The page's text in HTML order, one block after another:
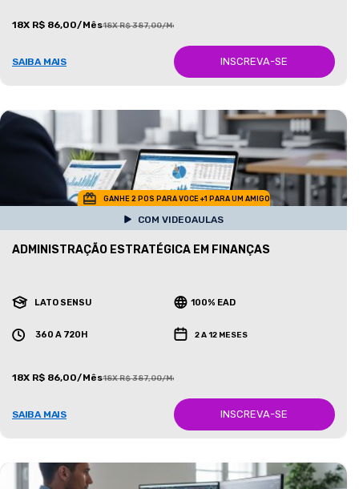
18X R$ 86,00/Mês18X R$ 387,00/Mês
SAIBA MAIS INSCREVA-SE
GANHE 2 POS PARA VOCE +1 PARA UM AMIGO
COM VIDEOAULAS
ADMINISTRAÇÃO ESTRATÉGICA EM FINANÇAS
LATO SENSU 100% EAD
360 A 720H 2 A 12 MESES
18X R$ 86,00/Mês18X R$ 387,00/Mês
SAIBA MAIS INSCREVA-SE